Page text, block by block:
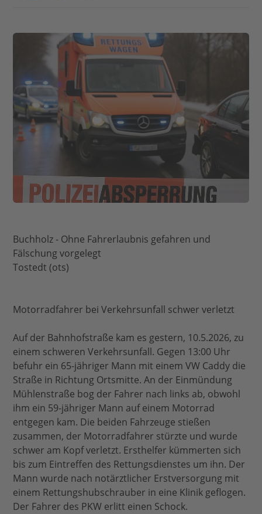
Buchholz - Ohne Fahrerlaubnis gefahren und
Fälschung vorgelegt
Tostedt (ots)
Motorradfahrer bei Verkehrsunfall schwer verletzt
Auf der Bahnhofstraße kam es gestern, 10.5.2026, zu
einem schweren Verkehrsunfall. Gegen 13:00 Uhr
befuhr ein 65-jähriger Mann mit einem VW Caddy die
Straße in Richtung Ortsmitte. An der Einmündung
Mühlenstraße bog der Fahrer nach links ab, obwohl
ihm ein 59-jähriger Mann auf einem Motorrad
entgegen kam. Die beiden Fahrzeuge stießen
zusammen, der Motorradfahrer stürzte und wurde
schwer am Kopf verletzt. Ersthelfer kümmerten sich
bis zum Eintreffen des Rettungsdienstes um ihn. Der
Mann wurde nach notärztlicher Erstversorgung mit
einem Rettungshubschrauber in eine Klinik geflogen.
Der Fahrer des PKW erlitt einen Schock.